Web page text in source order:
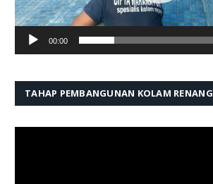
00:00
TAHAP PEMBANGUNAN KOLAM RENANG